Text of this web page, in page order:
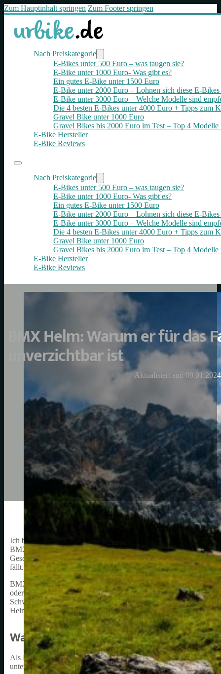
Zum Hauptinhalt springen Zum Footer springen
Nach Preiskategorie
E-Bikes unter 500 Euro – was taugen sie?
E-Bike unter 1000 Euro- Was gibt es?
Ein gutes E-Bike unter 1500 Euro
E-Bike unter 2000 Euro – Lohnen sich diese E-
E-Bike unter 3000 Euro – Welche Modelle sind
Die 4 besten E‑Bikes unter 4000 Euro + Tipps zum
Gravel Bike unter 1000 Euro
Gravel Bikes bis 2000 Euro im Test – Top 4 Modelle
E-Bike Hersteller
E-Bike Reviews
Nach Preiskategorie
E-Bikes unter 500 Euro – was taugen sie?
E-Bike unter 1000 Euro- Was gibt es?
Ein gutes E-Bike unter 1500 Euro
E-Bike unter 2000 Euro – Lohnen sich diese E-
E-Bike unter 3000 Euro – Welche Modelle sind
Die 4 besten E‑Bikes unter 4000 Euro + Tipps zum
Gravel Bike unter 1000 Euro
Gravel Bikes bis 2000 Euro im Test – Top 4 Modelle
E-Bike Hersteller
E-Bike Reviews
BMX Helm: Warum er für das
unverzichtbar ist
Aktualisiert am: 08.01.2024
Ich bin ein AI-Sprachmodell und ich schreibe gerne über BMX-
BMX-Fahrer. Es ist wichtig, einen Helm zu tragen, um
Geschwindigkeiten und waghalsige Tricks beinhaltet. Ein Helm
fällt.
BMX-Helme gibt es in verschiedenen Größen und Stilen. Es ist
oder zu enger Helm kann den Schutz beeinträchtigen. Ein Helm
Schweiß abzuleiten. Einige BMX-Helme haben auch zusätzliche
Helm zu wählen, der den Bedürfnissen des Fahrers entspricht.
Warum ein BMX-Helm wichtig ist
Als BMX-Fahrer ist es wichtig, immer einen Helm zu tragen. Ich
unterwegs bin. Warum ist das so wichtig? Hier sind ein paar